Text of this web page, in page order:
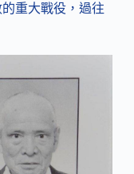
重大戰役，過往